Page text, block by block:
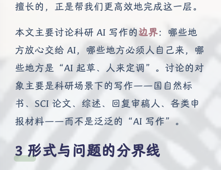
擅长的，正是帮我们更高效地完成这一层。
本文主要讨论科研 AI 写作的边界：哪些地
方放心交给 AI，哪些地方必须人自己来，哪
些地方是“AI 起草、人来定调”。讨论的对
象主要是科研场景下的写作——国自然标
书、SCI 论文、综述、回复审稿人、各类申
报材料——而不是泛泛的“AI 写作”。
形式与问题的分界线